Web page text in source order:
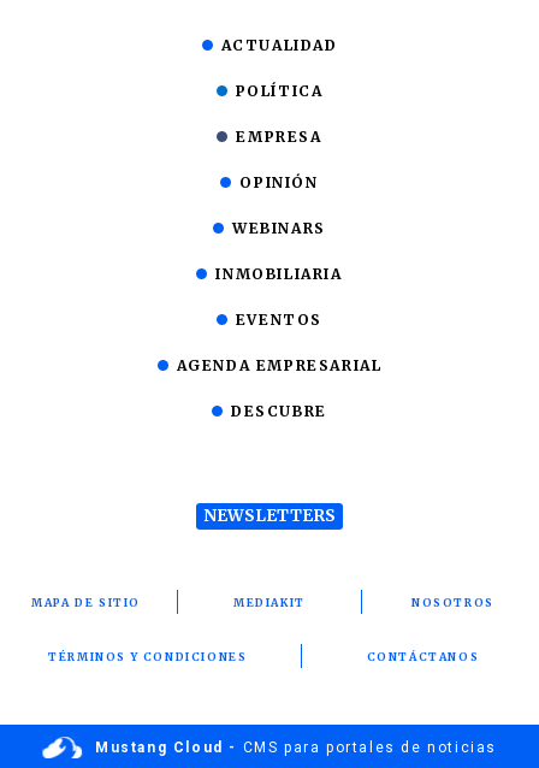
ACTUALIDAD
POLÍTICA
EMPRESA
OPINIÓN
WEBINARS
INMOBILIARIA
EVENTOS
AGENDA EMPRESARIAL
DESCUBRE
NEWSLETTERS
MAPA DE SITIO MEDIAKIT NOSOTROS
TÉRMINOS Y CONDICIONES CONTÁCTANOS
Mustang Cloud - CMS para portales de noticias